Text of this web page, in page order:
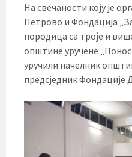
На свечаности коју је
Петрово и Фондација
породица са троје и
општине уручене
уручили начелник
предсједник Фондације